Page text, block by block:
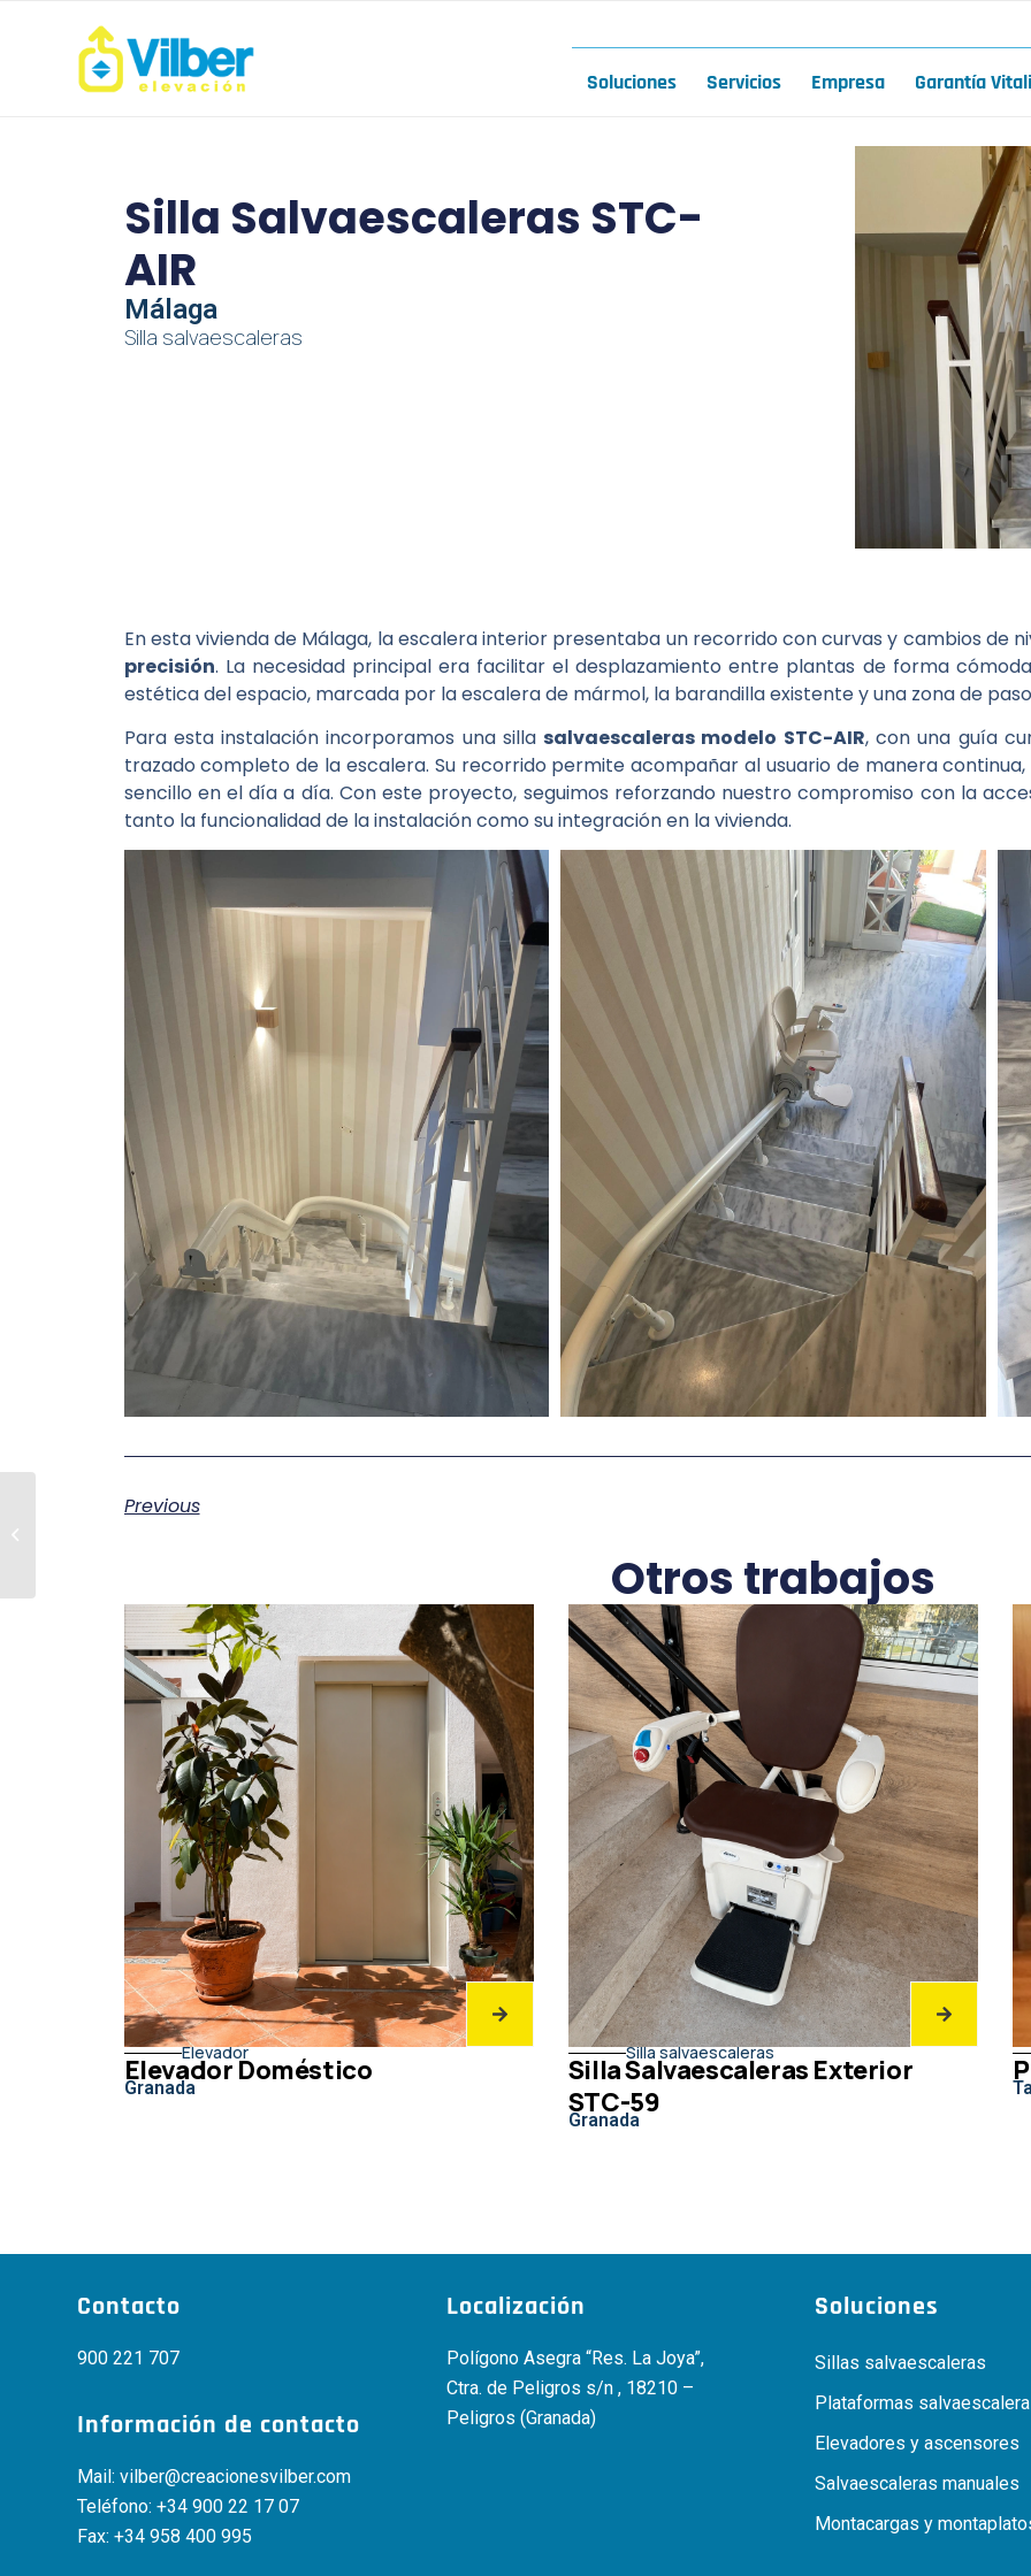
Soluciones Servicios Empresa Garantía
Silla Salvaescaleras STC-
AIR
Málaga
Silla salvaescaleras
En esta vivienda de Málaga, la escalera interior presentaba un recorrido con curvas y cambios de
precisión. La necesidad principal era facilitar el desplazamiento entre plantas de forma
estética del espacio, marcada por la escalera de mármol, la barandilla existente y una zona de
Para esta instalación incorporamos una sillasalvaescaleras modelo STC-AIR, con una guía
trazado completo de la escalera. Su recorrido permite acompañar al usuario de manera
sencillo en el día a día. Con este proyecto, seguimos reforzando nuestro compromiso con la
tanto la funcionalidad de la instalación como su integración en la vivienda.
Previous
Otros trabajos
Elevador
Elevador Doméstico
Granada
Silla salvaescaleras
Silla Salvaescaleras Exterior
STC-59
Granada
Contacto
900 221 707
Información de contacto
Mail: vilber@creacionesvilber.com
Teléfono: +34 900 22 17 07
Fax: +34 958 400 995
Localización
Polígono Asegra “Res. La Joya”,
Ctra. de Peligros s/n , 18210 –
Peligros (Granada)
Soluciones
Sillas salvaescaleras
Plataformas
Elevadores y ascensores
Salvaescaleras manuales
Montacargas y